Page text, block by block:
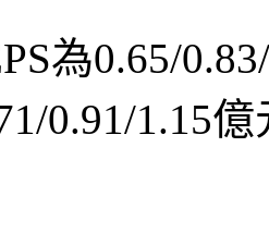
為0.65/
0.91/1.15